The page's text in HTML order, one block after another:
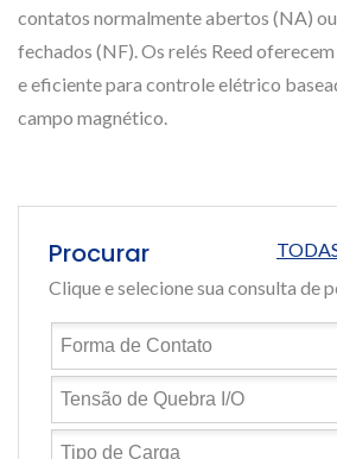
contatos normalmente abertos (NA)
fechados (NF). Os relés Reed
e eficiente para controle elétrico
campo magnético.
Procurar
Clique e selecione sua consulta de